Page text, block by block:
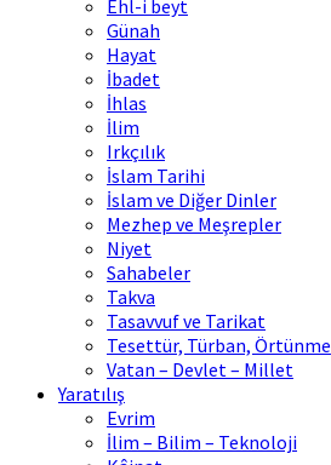
Ehl-i beyt
Günah
Hayat
İbadet
İhlas
İlim
Irkçılık
İslam Tarihi
İslam ve Diğer Dinler
Mezhep ve Meşrepler
Niyet
Sahabeler
Takva
Tasavvuf ve Tarikat
Tesettür, Türban, Örtünme
Vatan – Devlet – Millet
Yaratılış
Evrim
İlim – Bilim – Teknoloji